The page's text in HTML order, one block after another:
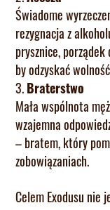
Świadome
rezygnacja z
prysznice,
by odzyskać
Braterstwo
Mała wspólnota
wzajemna
– bratem, który
zobowiązaniach.
Celem Exodusu